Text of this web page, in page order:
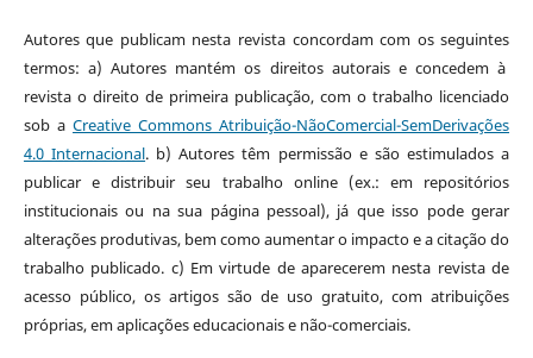
Autores que publicam nesta revista concordam com os seguintes
termos: a) Autores mantém os direitos autorais e concedem à
revista o direito de primeira publicação, com o trabalho licenciado
sob a Creative Commons Atribuição-NãoComercial-SemDerivações
4.0 Internacional. b) Autores têm permissão e são estimulados a
publicar e distribuir seu trabalho online (ex.: em repositórios
institucionais ou na sua página pessoal), já que isso pode gerar
alterações produtivas, bem como aumentar o impacto e a citação do
trabalho publicado. c) Em virtude de aparecerem nesta revista de
acesso público, os artigos são de uso gratuito, com atribuições
próprias, em aplicações educacionais e não-comerciais.